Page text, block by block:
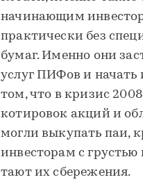
начинающим
практически без
бумаг. Именно они
услуг ПИФов и начать
том, что в кризис
котировок акций и
могли выкупать паи,
инвесторам с
тают их сбережения.